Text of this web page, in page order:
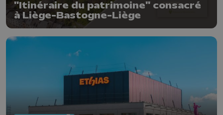
"Itinéraire du patrimoine" consacré
à Liège-Bastogne-Liège